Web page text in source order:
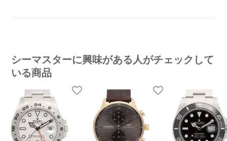
シーマスターに興味がある人がチェックして
いる商品